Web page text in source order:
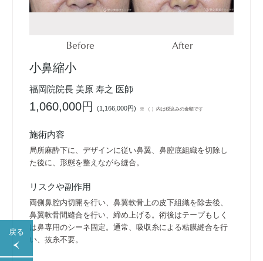
戻る
Before After
小鼻縮小
福岡院院長 美原 寿之 医師
1,060,000円(1,166,000円) ※ （ ）内は税込みの金額です
施術内容
局所麻酔下に、デザインに従い鼻翼、鼻腔底組織を切除し
た後に、形態を整えながら縫合。
リスクや副作用
両側鼻腔内切開を行い、鼻翼軟骨上の皮下組織を除去後、
鼻翼軟骨間縫合を行い、締め上げる。術後はテープもしく
は鼻専用のシーネ固定。通常、吸収糸による粘膜縫合を行
い、抜糸不要。